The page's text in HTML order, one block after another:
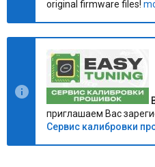
original firmware files!
приглашаем Вас
Сервис калибровки